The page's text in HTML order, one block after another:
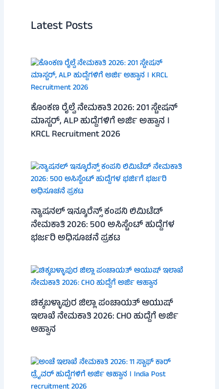
Latest Posts
ಕೊಂಕಣ ರೈಲ್ವೆ ನೇಮಕಾತಿ 2026: 201 ಸ್ಟೇಷನ್
ಮಾಸ್ಟರ್, ALP ಹುದ್ದೆಗಳಿಗೆ ಅರ್ಜಿ ಅಹ್ವಾನ ।
KRCL Recruitment 2026
ನ್ಯಾಷನಲ್ ಇನ್ಶೂರೆನ್ಸ್ ಕಂಪನಿ ಲಿಮಿಟೆಡ್
ನೇಮಕಾತಿ 2026: 500 ಅಸಿಸ್ಟೆಂಟ್ ಹುದ್ದೆಗಳ
ಭರ್ಜರಿ ಅಧಿಸೂಚನೆ ಪ್ರಕಟ
ಚಿಕ್ಕಬಳ್ಳಾಪುರ ಜಿಲ್ಲಾ ಪಂಚಾಯತ್ ಆಯುಷ್
ಇಲಾಖೆ ನೇಮಕಾತಿ 2026: CHO ಹುದ್ದೆಗೆ ಅರ್ಜಿ
ಆಹ್ವಾನ